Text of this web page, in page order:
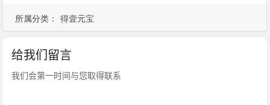
所属分类： 得壹元宝